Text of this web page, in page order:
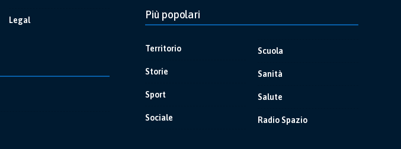
Legal Più popolari
Territorio
Storie
Sport
Sociale
Scuola
Sanità
Salute
Radio Spazio